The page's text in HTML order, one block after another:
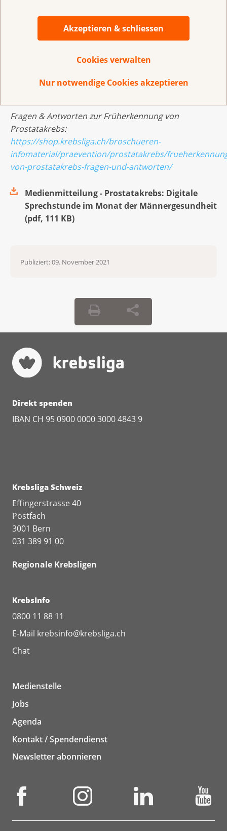
Akzeptieren & schliessen
Cookies verwalten
Nur notwendige Cookies akzeptieren
Prostatakrebs tritt eher bei älteren Männern auf: Fast
die Hälfte der Betroffenen ist bei der Diagnose 70
Jahre alt oder älter. Bei unter 50-Jährigen kommt
Prostatakrebs sehr selten vor.
Weitere Informationen:
Fragen & Antworten zur Früherkennung von
Prostatakrebs:
https://shop.krebsliga.ch/broschueren-
infomaterial/praevention/prostatakrebs/
von-prostatakrebs-fragen-und-antworten/
Medienmitteilung - Prostatakrebs: Digitale
Sprechstunde im Monat der Männergesundheit
(pdf, 111 KB)
Publiziert:09. November 2021
Direkt spenden
IBAN CH 95 0900 0000 3000 4843 9
Krebsliga Schweiz
Effingerstrasse 40
Postfach
3001 Bern
031 389 91 00
Regionale Krebsligen
KrebsInfo
0800 11 88 11
E-Mail krebsinfo@krebsliga.ch
Chat
Medienstelle
Jobs
Agenda
Kontakt / Spendendienst
Newsletter abonnieren